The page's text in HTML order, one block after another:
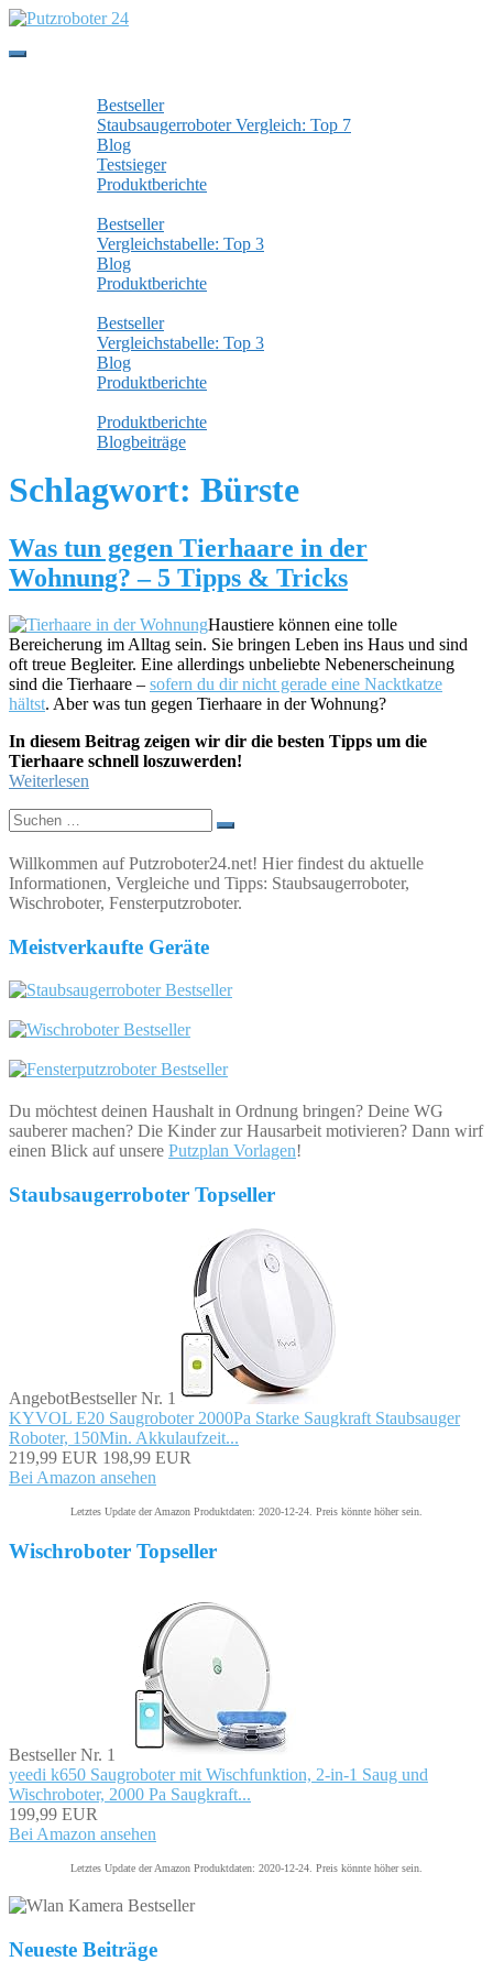
Skip to main content
Toggle navigation
Bestseller
Staubsaugerroboter Vergleich: Top 7
Blog
Testsieger
Produktberichte
Bestseller
Vergleichstabelle: Top 3
Blog
Produktberichte
Bestseller
Vergleichstabelle: Top 3
Blog
Produktberichte
Produktberichte
Blogbeiträge
Schlagwort: Bürste
Was tun gegen Tierhaare in der
Wohnung? – 5 Tipps & Tricks
Haustiere können eine tolle
Bereicherung im Alltag sein. Sie bringen Leben ins Haus und sind
oft treue Begleiter. Eine allerdings unbeliebte Nebenerscheinung
sind die Tierhaare – sofern du dir nicht gerade eine Nacktkatze
hältst. Aber was tun gegen Tierhaare in der Wohnung?
In diesem Beitrag zeigen wir dir die besten Tipps um die
Tierhaare schnell loszuwerden!
Weiterlesen
Suchen
nach:
Willkommen auf Putzroboter24.net! Hier findest du aktuelle
Informationen, Vergleiche und Tipps: Staubsaugerroboter,
Wischroboter, Fensterputzroboter.
Meistverkaufte Geräte
Du möchtest deinen Haushalt in Ordnung bringen? Deine WG
sauberer machen? Die Kinder zur Hausarbeit motivieren? Dann wirf
einen Blick auf unsere Putzplan Vorlagen!
Staubsaugerroboter Topseller
AngebotBestseller Nr. 1
KYVOL E20 Saugroboter 2000Pa Starke Saugkraft Staubsauger
Roboter, 150Min. Akkulaufzeit...
219,99 EUR 198,99 EUR
Bei Amazon ansehen
Letztes Update der Amazon Produktdaten: 2020-12-24. Preis könnte höher sein.
Wischroboter Topseller
Bestseller Nr. 1
yeedi k650 Saugroboter mit Wischfunktion, 2-in-1 Saug und
Wischroboter, 2000 Pa Saugkraft...
199,99 EUR
Bei Amazon ansehen
Letztes Update der Amazon Produktdaten: 2020-12-24. Preis könnte höher sein.
Neueste Beiträge